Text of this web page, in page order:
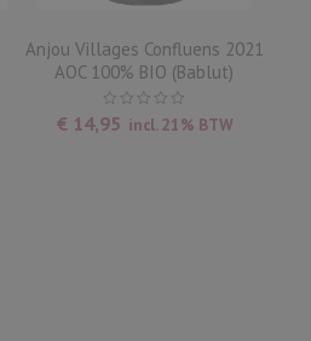
Anjou Villages Confluens 2021
AOC 100% BIO (Bablut)
€ 14,95 incl. 21% BTW